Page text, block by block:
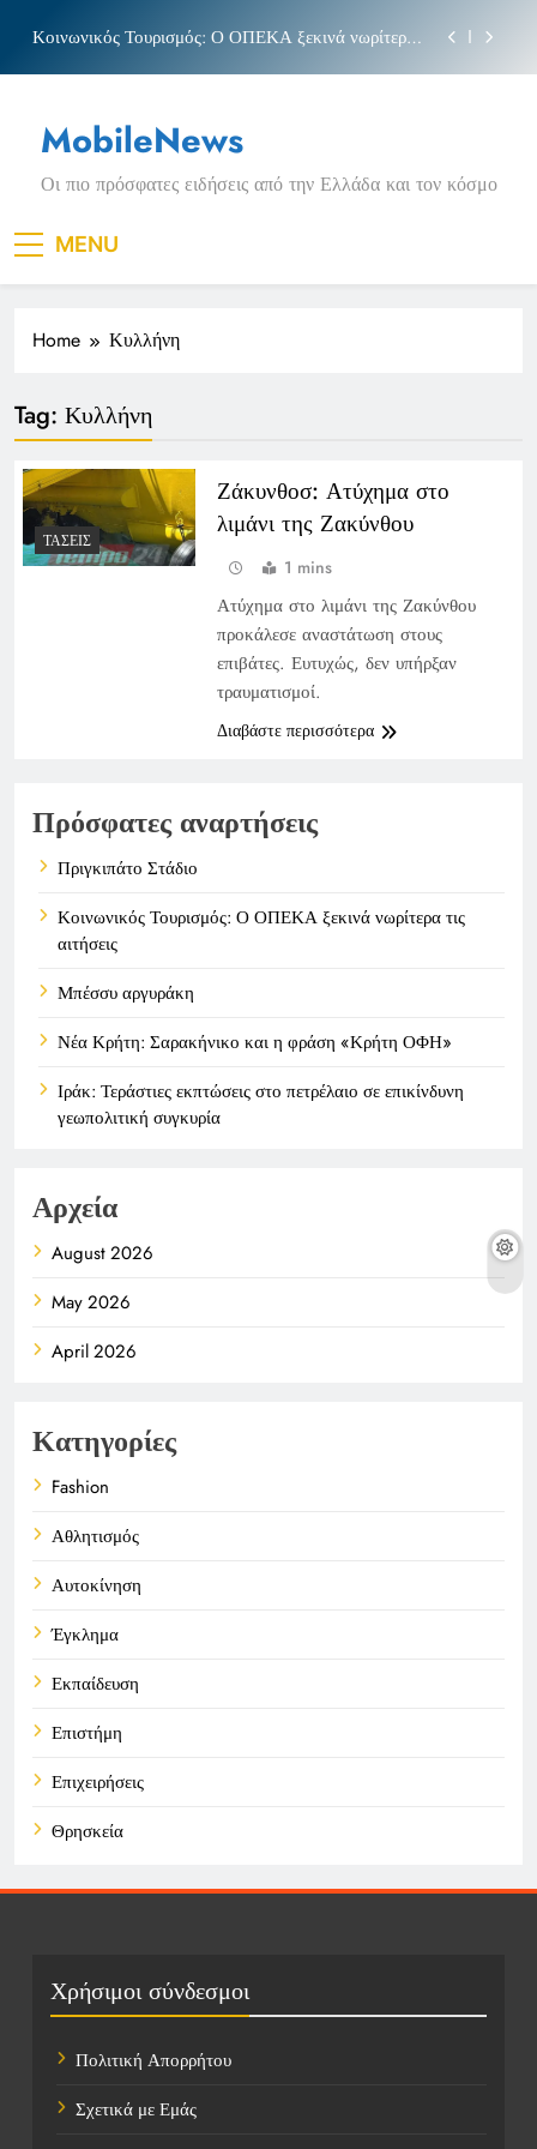
content
Κοινωνικός Τουρισμός: Ο ΟΠΕΚΑ ξεκινά νωρίτερα
Νέα Κρήτη: Σαρακήνικο και η φράση «Κρήτη
ΟΦΗ»
Πριγκιπάτο Στάδιο
Κοινωνικός Τουρισμός: Ο ΟΠΕΚΑ ξεκινά νωρίτερα
τις αιτήσεις
Μπέσσυ αργυράκη
Νέα Κρήτη: Σαρακήνικο και η φράση «Κρήτη
MobileNews
Οι πιο πρόσφατες ειδήσεις από την Ελλάδα και τον κόσμο
MENU
Home Κυλλήνη
Tag: Κυλλήνη
ΤΆΣΕΙΣ
Ζάκυνθοσ: Ατύχημα στο
λιμάνι της Ζακύνθου
1 mins
Ατύχημα στο λιμάνι της Ζακύνθου
προκάλεσε αναστάτωση στους
επιβάτες. Ευτυχώς, δεν υπήρξαν
τραυματισμοί.
Διαβάστε περισσότερα
Πρόσφατες αναρτήσεις
Πριγκιπάτο Στάδιο
Κοινωνικός Τουρισμός: Ο ΟΠΕΚΑ ξεκινά νωρίτερα τις
αιτήσεις
Μπέσσυ αργυράκη
Νέα Κρήτη: Σαρακήνικο και η φράση «Κρήτη ΟΦΗ»
Ιράκ: Τεράστιες εκπτώσεις στο πετρέλαιο σε επικίνδυνη
γεωπολιτική συγκυρία
Αρχεία
August 2026
May 2026
April 2026
Κατηγορίες
Fashion
Αθλητισμός
Αυτοκίνηση
Έγκλημα
Εκπαίδευση
Επιστήμη
Επιχειρήσεις
Θρησκεία
Πολιτική
Τοποθεσίες
Χρήσιμοι σύνδεσμοι
Πολιτική Απορρήτου
Σχετικά με Εμάς